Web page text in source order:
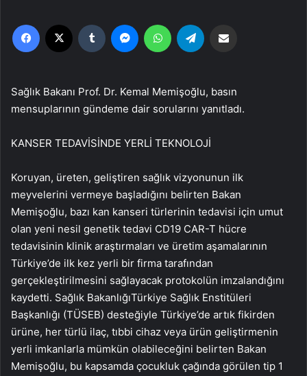
Facebook Tumblr MessengerWhatsApp
Sağlık Bakanı Prof. Dr. Kemal Memişoğlu, basın
mensuplarının gündeme dair sorularını yanıtladı.
KANSER TEDAVİSİNDE YERLİ TEKNOLOJİ
Koruyan, üreten, geliştiren sağlık vizyonunun ilk
meyvelerini vermeye başladığını belirten Bakan
Memişoğlu, bazı kan kanseri türlerinin tedavisi için umut
olan yeni nesil genetik tedavi CD19 CAR-T hücre
tedavisinin klinik araştırmaları ve üretim aşamalarının
Türkiye’de ilk kez yerli bir firma tarafından
gerçekleştirilmesini sağlayacak protokolün imzalandığını
kaydetti. Sağlık BakanlığıTürkiye Sağlık Enstitüleri
Başkanlığı (TÜSEB) desteğiyle Türkiye’de artık fikirden
ürüne, her türlü ilaç, tıbbi cihaz veya ürün geliştirmenin
yerli imkanlarla mümkün olabileceğini belirten Bakan
Memişoğlu, bu kapsamda çocukluk çağında görülen tip 1